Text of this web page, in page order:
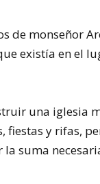
de monseñor
existía en el
una iglesia
fiestas y rifas,
suma